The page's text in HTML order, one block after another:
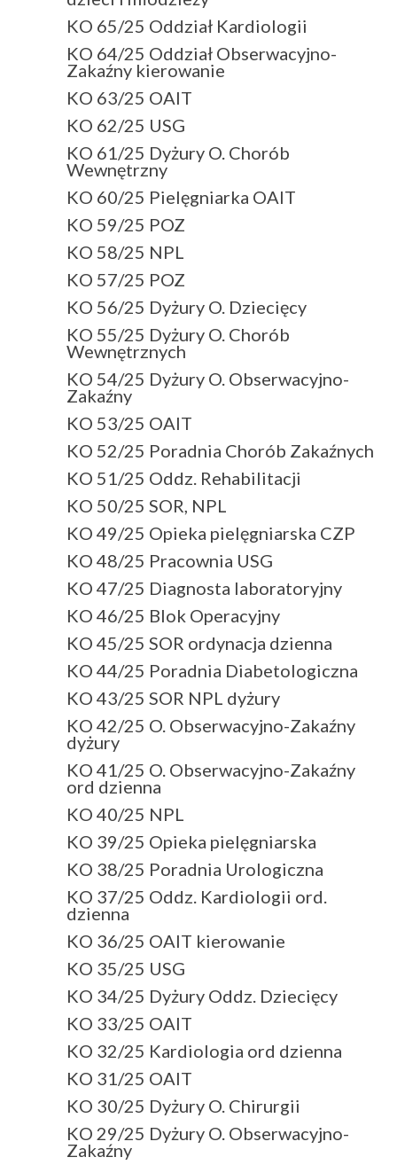
KO 65/25 Oddział Kardiologii
KO 64/25 Oddział Obserwacyjno-
Zakaźny kierowanie
KO 63/25 OAIT
KO 62/25 USG
KO 61/25 Dyżury O. Chorób
Wewnętrzny
KO 60/25 Pielęgniarka OAIT
KO 59/25 POZ
KO 58/25 NPL
KO 57/25 POZ
KO 56/25 Dyżury O. Dziecięcy
KO 55/25 Dyżury O. Chorób
Wewnętrznych
KO 54/25 Dyżury O. Obserwacyjno-
Zakaźny
KO 53/25 OAIT
KO 52/25 Poradnia Chorób Zakaźnych
KO 51/25 Oddz. Rehabilitacji
KO 50/25 SOR, NPL
KO 49/25 Opieka pielęgniarska CZP
KO 48/25 Pracownia USG
KO 47/25 Diagnosta laboratoryjny
KO 46/25 Blok Operacyjny
KO 45/25 SOR ordynacja dzienna
KO 44/25 Poradnia Diabetologiczna
KO 43/25 SOR NPL dyżury
KO 42/25 O. Obserwacyjno-Zakaźny
dyżury
KO 41/25 O. Obserwacyjno-Zakaźny
ord dzienna
KO 40/25 NPL
KO 39/25 Opieka pielęgniarska
KO 38/25 Poradnia Urologiczna
KO 37/25 Oddz. Kardiologii ord.
dzienna
KO 36/25 OAIT kierowanie
KO 35/25 USG
KO 34/25 Dyżury Oddz. Dziecięcy
KO 33/25 OAIT
KO 32/25 Kardiologia ord dzienna
KO 31/25 OAIT
KO 30/25 Dyżury O. Chirurgii
KO 29/25 Dyżury O. Obserwacyjno-
Zakaźny